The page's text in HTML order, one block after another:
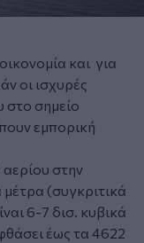
και για
οι ισχυρές
στο σημείο
εμπορική
στην
μέτρα (συγκριτικά
6-7 δισ. κυβικά
έως τα 4622